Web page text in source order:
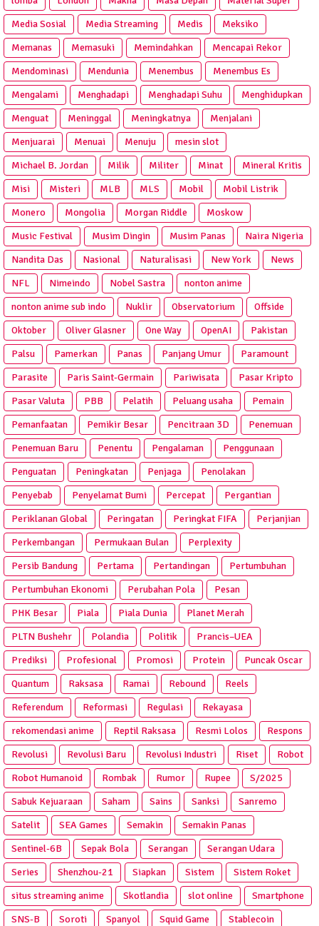
Media Sosial
Media Streaming Medis
Meksiko
Memanas
Memasuki Memindahkan
Mencapai Rekor
Mendominasi
Mendunia Menembus
Menembus Es
Mengalami
Menghadapi Menghadapi Suhu
Menghidupkan
Menguat
Meninggal Meningkatnya
Menjalani
Menjuarai
Menuai Menuju
mesin slot
Michael B. Jordan
Milik Militer Minat
Mineral Kritis
Misi
Misteri MLB MLS Mobil
Mobil Listrik
Monero
Mongolia Morgan Riddle
Moskow
Music Festival
Musim Dingin Musim Panas
Naira Nigeria
Nandita Das
Nasional Naturalisasi New York
News
NFL
Nimeindo Nobel Sastra
nonton anime
nonton anime sub indo
Nuklir Observatorium
Offside
Oktober
Oliver Glasner One Way OpenAI
Pakistan
Palsu
Pamerkan Panas Panjang Umur
Paramount
Parasite
Paris Saint-Germain Pariwisata
Pasar Kripto
Pasar Valuta
PBB Pelatih Peluang usaha
Pemain
Pemanfaatan
Pemikir Besar Pencitraan 3D
Penemuan
Penemuan Baru
Penentu Pengalaman
Penggunaan
Penguatan
Peningkatan Penjaga
Penolakan
Penyebab
Penyelamat Bumi Percepat
Pergantian
Periklanan Global
Peringatan Peringkat FIFA
Perjanjian
Perkembangan
Permukaan Bulan
Perplexity
Persib Bandung
Pertama Pertandingan
Pertumbuhan
Pertumbuhan Ekonomi
Perubahan Pola
Pesan
PHK Besar
Piala Piala Dunia
Planet Merah
PLTN Bushehr
Polandia Politik
Prancis–UEA
Prediksi
Profesional Promosi Protein
Puncak Oscar
Quantum
Raksasa Ramai Rebound
Reels
Referendum
Reformasi Regulasi
Rekayasa
rekomendasi anime
Reptil Raksasa Resmi Lolos
Respons
Revolusi
Revolusi Baru Revolusi Industri Riset
Robot
Robot Humanoid
Rombak Rumor Rupee
S/2025
Sabuk Kejuaraan
Saham Sains Sanksi
Sanremo
Satelit
SEA Games Semakin
Semakin Panas
Sentinel-6B
Sepak Bola Serangan
Serangan Udara
Series
Shenzhou-21 Siapkan Sistem
Sistem Roket
situs streaming anime
Skotlandia slot online
Smartphone
SNS-B
Soroti Spanyol Squid Game
Stablecoin